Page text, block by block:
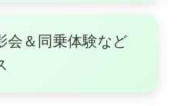
会＆同乗体験など